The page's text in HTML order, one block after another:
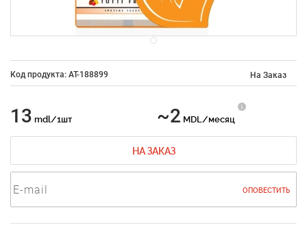
Код продукта: AT-188899 На Заказ
13 mdl/1шт ~2 MDL/месяц
НА ЗАКАЗ
ОПОВЕСТИТЬ